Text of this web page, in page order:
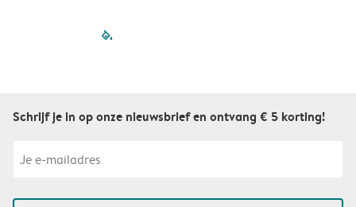
filled-pagination
Schrijf je in op onze nieuwsbrief en ontvang € 5 korting!